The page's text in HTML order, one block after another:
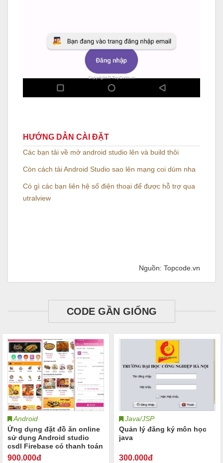
HƯỚNG DẪN CÀI ĐẶT
Các bạn tải về mở android studio lên và build thôi
Còn cách tải Android Studio sao lên mạng coi dùm nha
Có gì các bạn liên hệ số điện thoại để được hỗ trợ qua
utralview
Nguồn: Topcode.vn
CODE GẦN GIỐNG
Android
Ứng dụng đặt đồ ăn online
sử dụng Android studio
csdl Firebase có thanh toán
MOMO
900.000đ
Java/JSP
Quản lý đăng ký môn học
java
300.000đ